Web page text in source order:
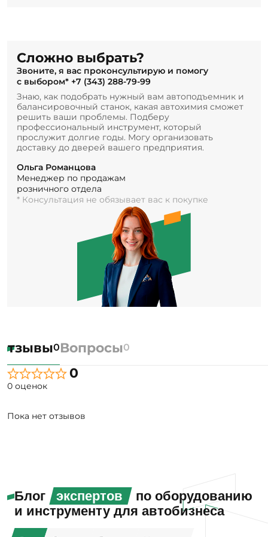
Сложно выбрать?
Звоните, я вас проконсультирую и помогу
с выбором* +7 (343) 288-79-99
Знаю, как подобрать нужный вам автоподъемник и
балансировочный станок, какая автохимия сможет
решить ваши проблемы. Подберу
профессиональный инструмент, который
прослужит долгие годы. Могу организовать
доставку до дверей вашего предприятия.
Ольга Романцова
Менеджер по продажам
розничного отдела
* Консультация не обязывает вас к покупке
0Вопросы0
0
0 оценок
Пока нет отзывов
Блог экспертов
по оборудованию
и инструменту для автобизнеса